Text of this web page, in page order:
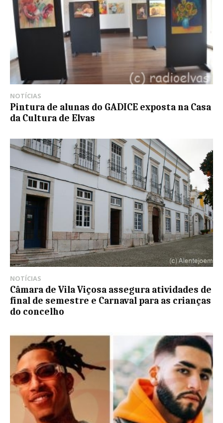
NOTÍCIAS
Pintura de alunas do GADICE exposta na Casa
da Cultura de Elvas
NOTÍCIAS
Câmara de Vila Viçosa assegura atividades de
final de semestre e Carnaval para as crianças
do concelho